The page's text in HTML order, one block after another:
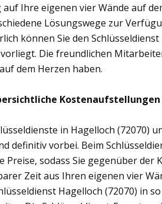
Ihre eigenen vier Wände auf
Lösungswege zur
können Sie den
Die freundlichen
dem Herzen haben.
in Hagelloch (72070)
definitiv vorbei. Beim
sodass Sie gegenüber der
Zeit aus Ihren eigenen vier
Hagelloch (72070) in